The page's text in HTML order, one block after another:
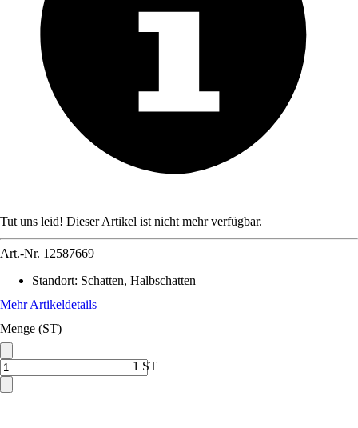
Tut uns leid! Dieser Artikel ist nicht mehr verfügbar.
Art.-Nr. 12587669
Standort: Schatten, Halbschatten
Mehr Artikeldetails
Menge (ST)
1 ST